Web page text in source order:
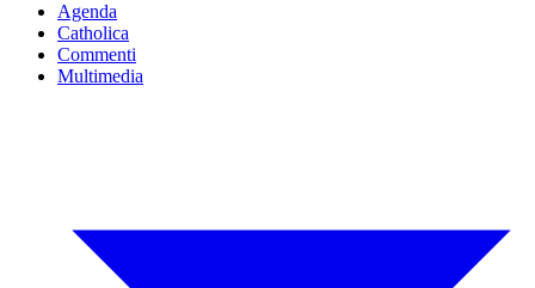
Agenda
Catholica
Commenti
Multimedia